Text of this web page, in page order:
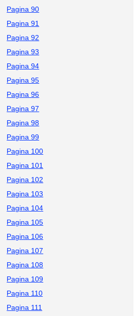
Pagina 90
Pagina 91
Pagina 92
Pagina 93
Pagina 94
Pagina 95
Pagina 96
Pagina 97
Pagina 98
Pagina 99
Pagina 100
Pagina 101
Pagina 102
Pagina 103
Pagina 104
Pagina 105
Pagina 106
Pagina 107
Pagina 108
Pagina 109
Pagina 110
Pagina 111